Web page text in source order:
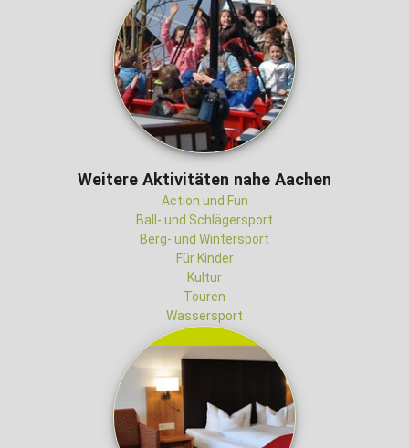
Weitere Aktivitäten nahe Aachen
Action und Fun
Ball- und Schlägersport
Berg- und Wintersport
Für Kinder
Kultur
Touren
Wassersport